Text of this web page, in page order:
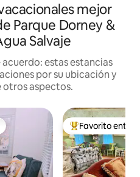
mejor
Parque Dorney &
Salvaje
acuerdo: estas estancias
por su ubicación y
otros aspectos.
huéspedes De los mejores
Favorito entre